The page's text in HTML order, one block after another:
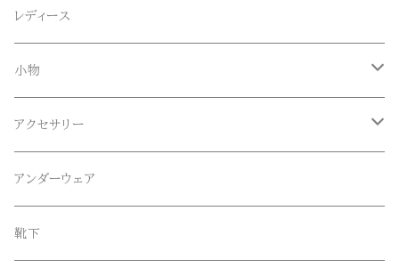
Anapau,Seaing,ANAPAU UG
Blundstone(ブランドストーン)
CameOne(ケイムワン)
CANDY DESIGN&WORKS(CDW)
collonil(コロニル)
トップス
Tシャツ
ロンT
ボトムス
ロング
ショート
セットアップ
シューズ
シューズ
レディース
小物
帽子、マフラー、手袋
メガネ、サングラス
ベルト
アクセサリー
リング
ブレスレット、バングル
アンダーウェア
靴下